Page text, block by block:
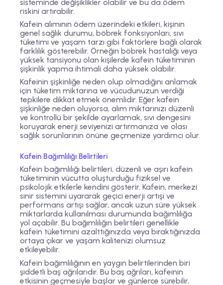
sisteminde değişiklikler olabilir ve bu da ödem
riskini artırabilir.
Kafein alımının ödem üzerindeki etkileri, kişinin
genel sağlık durumu, böbrek fonksiyonları, sıvı
tüketimi ve yaşam tarzı gibi faktörlere bağlı olarak
farklılık gösterebilir. Örneğin böbrek hastalığı veya
yüksek tansiyonu olan kişilerde kafein tüketiminin
şişkinlik yapma ihtimali daha yüksek olabilir.
Kafeinin şişkinliğe neden olup olmadığını anlamak
için tüketim miktarına ve vücudunuzun verdiği
tepkilere dikkat etmek önemlidir. Eğer kafein
şişkinliğe neden oluyorsa, alım miktarınızı düzenli
ve kontrollü bir şekilde ayarlamak, sıvı dengesini
koruyarak enerji seviyenizi artırmanıza ve olası
sağlık sorunlarının önüne geçmenize yardımcı olur.
Kafein Bağımlılığı Belirtileri
Kafein bağımlılığı belirtileri, düzenli ve aşırı kafein
tüketiminin vücutta oluşturduğu fiziksel ve
psikolojik etkilerle kendini gösterir. Kafein, merkezi
sinir sistemini uyararak geçici enerji artışı ve
performans artışı sağlar, ancak uzun süre yüksek
miktarlarda kullanılması durumunda bağımlılığa
yol açabilir. Bu bağımlılığın belirtileri genellikle
kafein tüketimini azalttığınızda veya bıraktığınızda
ortaya çıkar ve yaşam kalitenizi olumsuz
etkileyebilir.
Kafein bağımlılığının en yaygın belirtilerinden biri
şiddetli baş ağrılarıdır. Bu baş ağrıları, kafeinin
etkisinin geçmesiyle başlar ve günlerce sürebilir,